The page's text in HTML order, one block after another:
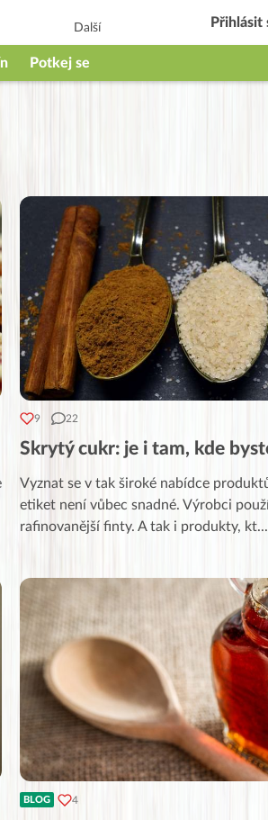
Další Přihlásit
Potkej se
9 22
Skrytý cukr: je i tam, kde
Vyznat se v tak široké nabídce
etiket není vůbec snadné. Výrobci
rafinovanější finty. A tak i produkty, kt...
BLOG 4